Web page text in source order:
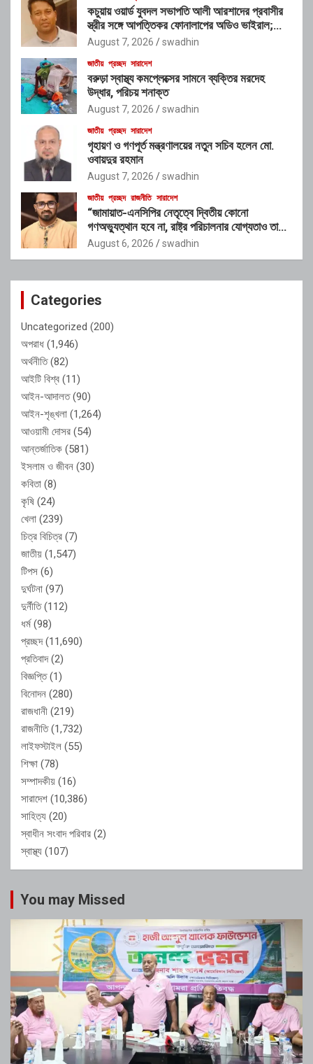
কচুয়ায় ওয়ার্ড যুবদল সভাপতি আলী আরশাদের প্রবাসীর
স্ত্রীর সঙ্গে আপত্তিকর ফোনালাপের অডিও ভাইরাল;
শাস্তির দাবি এলাকাবাসীর
August 7, 2026 swadhin
জাতীয় প্রচ্ছদ সারাদেশ
বরুড়া স্বাস্থ্য কমপ্লেক্সের সামনে ব্যক্তির মরদেহ
উদ্ধার, পরিচয় শনাক্ত
August 7, 2026 swadhin
জাতীয় প্রচ্ছদ সারাদেশ
গৃহায়ণ ও গণপূর্ত মন্ত্রণালয়ের নতুন সচিব হলেন মো.
ওবায়দুর রহমান
August 7, 2026 swadhin
জাতীয় প্রচ্ছদ রাজনীতি সারাদেশ
“জামায়াত-এনসিপির নেতৃত্বে দ্বিতীয় কোনো
গণঅভ্যুত্থান হবে না, রাষ্ট্র পরিচালনার যোগ্যতাও তাদের
নেই”: রাশেদ খাঁনের
August 6, 2026 swadhin
Categories
Uncategorized (200)
অপরাধ (1,946)
অর্থনীতি(82)
আইটি বিশ্ব (11)
আইন-আদালত(90)
আইন-শৃঙ্খলা (1,264)
আওয়ামী দোসর (54)
আন্তর্জাতিক (581)
ইসলাম ও জীবন (30)
কবিতা (8)
কৃষি (24)
খেলা (239)
চিত্র বিচিত্র (7)
জাতীয় (1,547)
টিপস (6)
দুর্ঘটনা (97)
দুর্নীতি(112)
ধর্ম(98)
প্রচ্ছদ(11,690)
প্রতিবাদ(2)
বিজ্ঞপ্তি(1)
বিনোদন (280)
রাজধানী (219)
রাজনীতি(1,732)
লাইফস্টাইল (55)
শিক্ষা (78)
সম্পাদকীয় (16)
সারাদেশ (10,386)
সাহিত্য (20)
স্বাধীন সংবাদ পরিবার (2)
স্বাস্থ্য (107)
You may Missed